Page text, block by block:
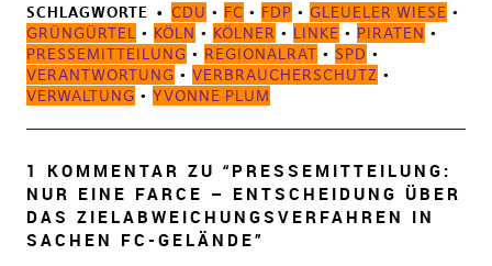
SCHLAGWORTE CDU • FC • FDP • GLEUELER WIESE •
GRÜNGÜRTEL • KÖLN • KÖLNER • LINKE • PIRATEN •
PRESSEMITTEILUNG • REGIONALRAT • SPD •
VERANTWORTUNG • VERBRAUCHERSCHUTZ •
VERWALTUNG • YVONNE PLUM
1 KOMMENTAR ZU “ PRESSEMITTEILUNG:
NUR EINE FARCE – ENTSCHEIDUNG ÜBER
DAS ZIELABWEICHUNGSVERFAHREN IN
SACHEN FC-GELÄNDE”